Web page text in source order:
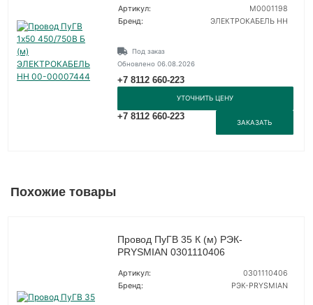
Артикул:
M0001198
Бренд:
ЭЛЕКТРОКАБЕЛЬ НН
Под заказ
Обновлено 06.08.2026
+7 8112 660-223
УТОЧНИТЬ ЦЕНУ
+7 8112 660-223
ЗАКАЗАТЬ
Похожие товары
Провод ПуГВ 35 К (м) РЭК-
PRYSMIAN 0301110406
Артикул:
0301110406
Бренд:
РЭК-PRYSMIAN